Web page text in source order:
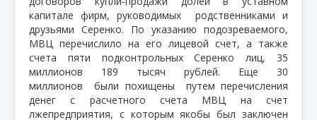
капитале фирм, руководимых родственниками и
друзьями Серенко. По указанию подозреваемого,
МВЦ перечислило на его лицевой счет, а также
счета пяти подконтрольных Серенко лиц, 35
миллионов 189 тысяч рублей. Еще 30
миллионов были похищены путем перечисления
денег с расчетного счета МВЦ на счет
лжепредприятия, с которым якобы был заключен